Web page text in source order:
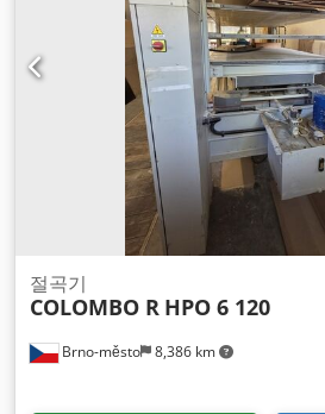
Brno-město 8,386 km
절곡기
COLOMBO R HPO 6 120